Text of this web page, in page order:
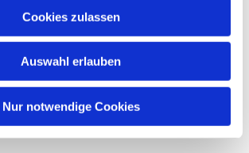
Cookies zulassen
Auswahl erlauben
Nur notwendige Cookies